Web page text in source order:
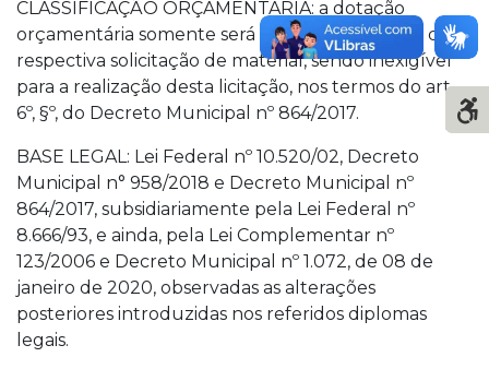
CLASSIFICAÇÃO ORÇAMENTÁRIA: a dotação
orçamentária somente será informada quando da
respectiva solicitação de material, sendo inexigível
para a realização desta licitação, nos termos do art.
6º, §º, do Decreto Municipal nº 864/2017.
BASE LEGAL: Lei Federal nº 10.520/02, Decreto
Municipal n° 958/2018 e Decreto Municipal nº
864/2017, subsidiariamente pela Lei Federal nº
8.666/93, e ainda, pela Lei Complementar nº
123/2006 e Decreto Municipal nº 1.072, de 08 de
janeiro de 2020, observadas as alterações
posteriores introduzidas nos referidos diplomas
legais.